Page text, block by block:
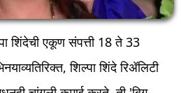
शिंदेची एकूण संपत्ती 18 ते 33
शिल्पा शिंदे रिॲलिटी